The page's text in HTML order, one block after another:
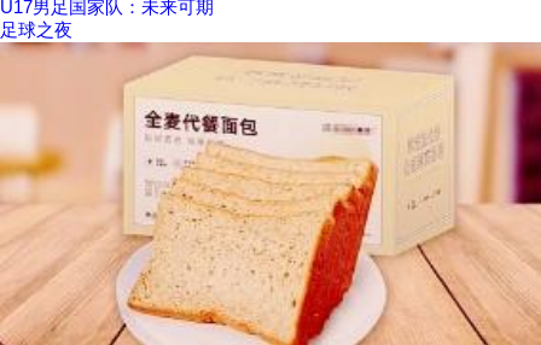
U17男足国家队：未来可期
足球之夜